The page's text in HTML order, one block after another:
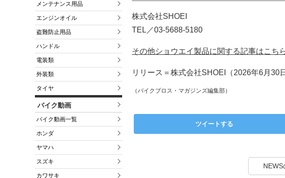
メンテナンス用品
エンジンオイル
盗難防止用品
ハンドル
電装類
外装類
タイヤ
バイク動画
バイク動画一覧
ホンダ
ヤマハ
スズキ
カワサキ
株式会社SHOEI
TEL／03-5688-5180
その他ショウエイ製品に関する記事はこち
リリース＝株式会社SHOEI（2026年6月30
（バイクブロス・マガジンズ編集部）
ツイートする